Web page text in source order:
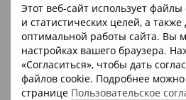
Этот веб-сайт использует
и статистических целей, а
оптимальной работы сайта. Вы
настройках вашего браузера.
«Согласиться», чтобы дать
файлов cookie. Подробнее можно
странице Пользовательское